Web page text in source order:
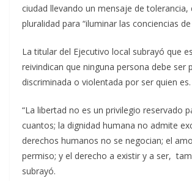
ciudad llevando un mensaje de tolerancia,
pluralidad para “iluminar las conciencias
La titular del Ejecutivo local subrayó que
reivindican que ninguna persona debe ser
discriminada o violentada por ser quien es.
“La libertad no es un privilegio reservado
cuantos; la dignidad humana no admite
derechos humanos no se negocian; el
permiso; y el derecho a existir y a ser,
subrayó.